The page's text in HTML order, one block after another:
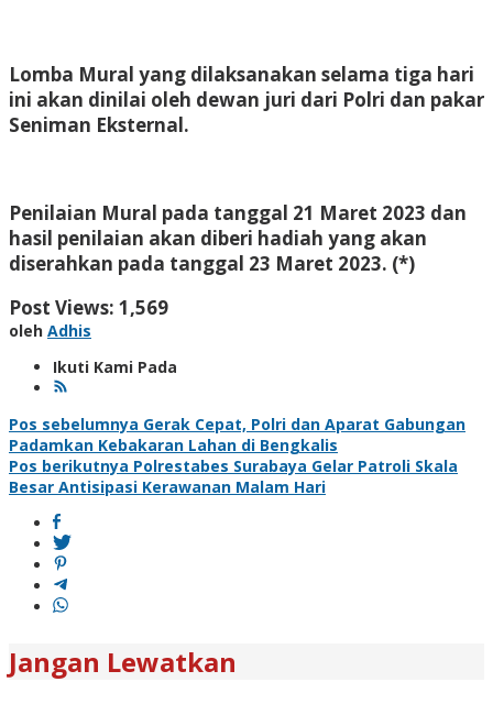
Lomba Mural yang dilaksanakan selama tiga hari
ini akan dinilai oleh dewan juri dari Polri dan pakar
Seniman Eksternal.
Penilaian Mural pada tanggal 21 Maret 2023 dan
hasil penilaian akan diberi hadiah yang akan
diserahkan pada tanggal 23 Maret 2023. (*)
Post Views: 1,569
oleh Adhis
Ikuti Kami Pada
Navigasi
pos
Pos sebelumnya Gerak Cepat, Polri dan Aparat Gabungan
Padamkan Kebakaran Lahan di Bengkalis
Pos berikutnya Polrestabes Surabaya Gelar Patroli Skala
Besar Antisipasi Kerawanan Malam Hari
Jangan Lewatkan